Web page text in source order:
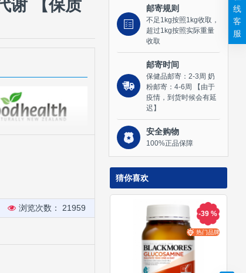
谢 【保质
浏览次数： 21959
邮寄规则
不足1kg按照1kg收取，
超过1kg按照实际重量
收取
邮寄时间
保健品邮寄：2-3周 奶
粉邮寄：4-6周 【由于
疫情，到货时候会有延
迟】
安全购物
100%正品保障
猜你喜欢
热门品牌
-39 %
线
客
服